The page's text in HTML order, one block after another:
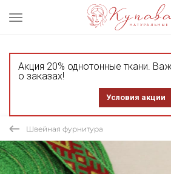
Акция 20% однотонные ткани.
о заказах!
Условия акции
Швейная фурнитура